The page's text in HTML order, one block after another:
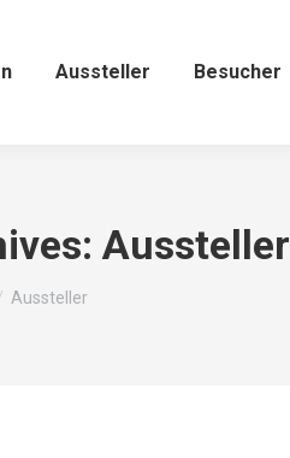
Aussteller Besucher
Aussteller
sich hier:
Aussteller